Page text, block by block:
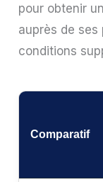
pour obtenir
auprès de
conditions
Comparatif